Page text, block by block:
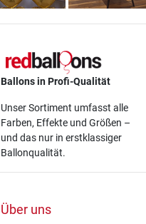
Ballons in Profi-Qualität
Unser Sortiment umfasst alle
Farben, Effekte und Größen –
und das nur in erstklassiger
Ballonqualität.
Über uns